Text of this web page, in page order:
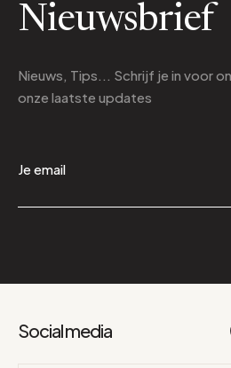
Nieuwsbrief
Nieuws, Tips... Schrijf je in voor
onze laatste updates
Social media